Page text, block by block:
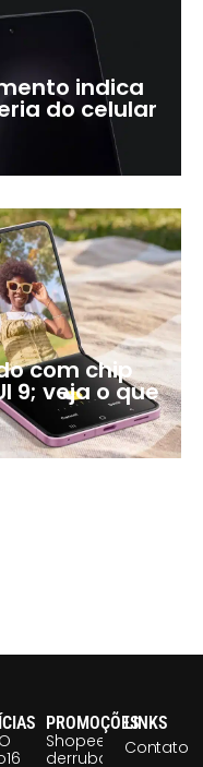
indica
do celular
com chip
9; veja o que
PROMOÇÕES
Shopee
derruba
LINKS
Contato